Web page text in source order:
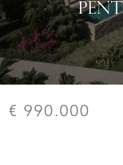
€ 990.000